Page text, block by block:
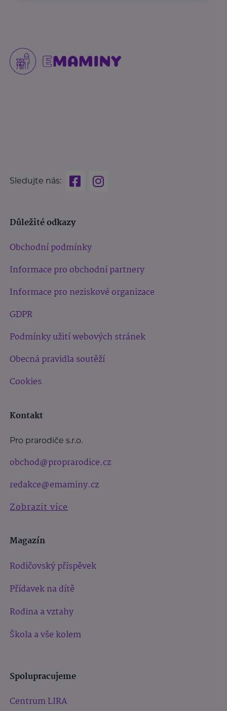
Sledujte nás:
Důležité odkazy
Obchodní podmínky
Informace pro obchodní partnery
Informace pro neziskové organizace
GDPR
Podmínky užití webových stránek
Obecná pravidla soutěží
Cookies
Kontakt
Pro prarodiče s.r.o.
obchod@proprarodice.cz
redakce@emaminy.cz
Zobrazit více
Magazín
Rodičovský příspěvek
Přídavek na dítě
Rodina a vztahy
Škola a vše kolem
Spolupracujeme
Centrum LIRA